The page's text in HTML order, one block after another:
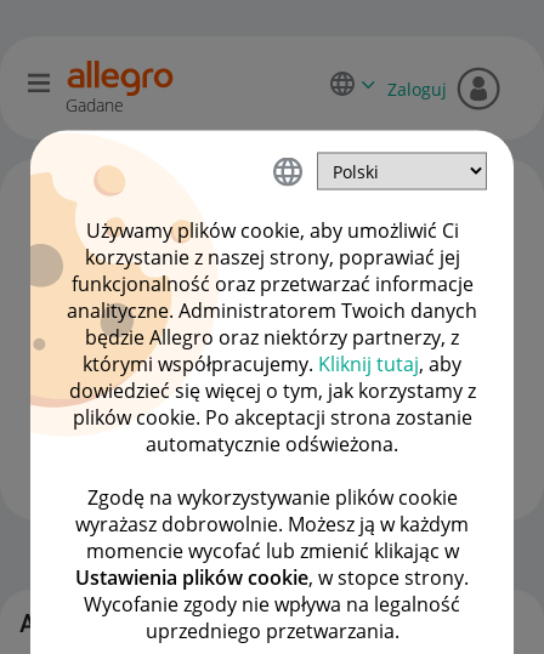
Używamy plików cookie, aby umożliwić Ci
korzystanie z naszej strony, poprawiać jej
funkcjonalność oraz przetwarzać informacje
analityczne. Administratorem Twoich danych
będzie Allegro oraz niektórzy partnerzy, z
którymi współpracujemy. Kliknij tutaj, aby
dowiedzieć się więcej o tym, jak korzystamy z
plików cookie. Po akceptacji strona zostanie
automatycznie odświeżona.
Zgodę na wykorzystywanie plików cookie
wyrażasz dobrowolnie. Możesz ją w każdym
momencie wycofać lub zmienić klikając w
Ustawienia plików cookie, w stopce strony.
Wycofanie zgody nie wpływa na legalność
uprzedniego przetwarzania.
Gadane
Zaloguj
BALONIA
#1 Nowicjusz
Strona Główna OPCJE
Aktywność BALONIA